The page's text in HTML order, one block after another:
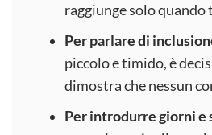
raggiunge solo
Per parlare di
piccolo e timido, è
dimostra che nessun
Per introdurre giorni e